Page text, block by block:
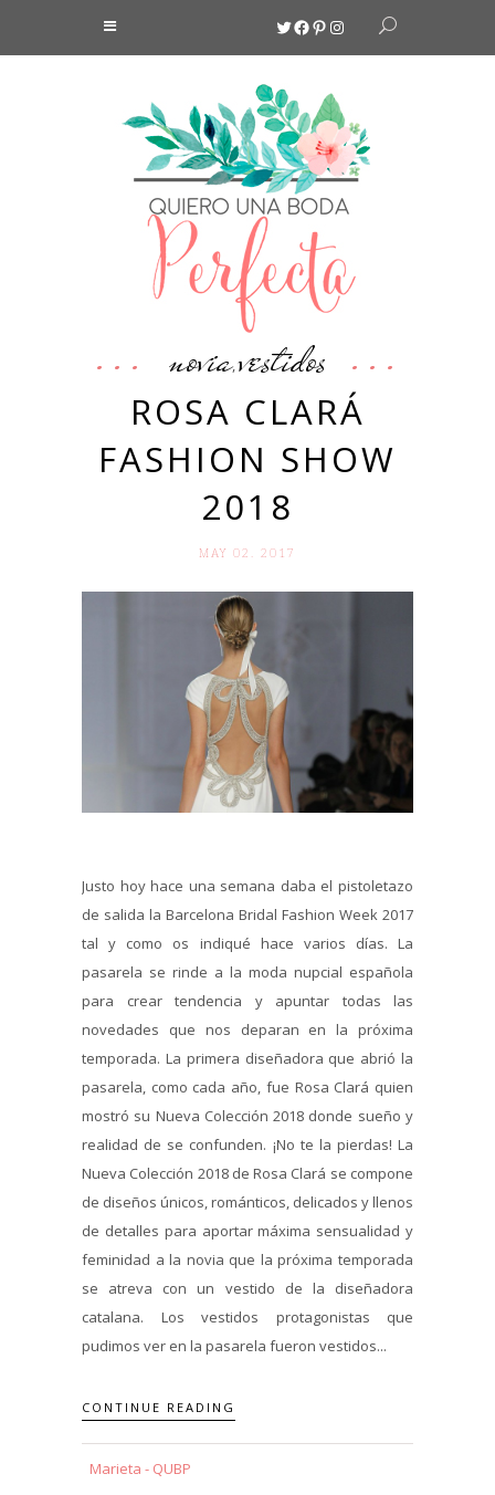
Twitter
Facebook
Pinterest
Instagram
novia,vestidos
ROSA CLARÁ
FASHION SHOW
2018
MAY 02. 2017
Justo hoy hace una semana daba el pistoletazo
de salida la Barcelona Bridal Fashion Week 2017
tal y como os indiqué hace varios días. La
pasarela se rinde a la moda nupcial española
para crear tendencia y apuntar todas las
novedades que nos deparan en la próxima
temporada. La primera diseñadora que abrió la
pasarela, como cada año, fue Rosa Clará quien
mostró su Nueva Colección 2018 donde sueño y
realidad de se confunden. ¡No te la pierdas! La
Nueva Colección 2018 de Rosa Clará se compone
de diseños únicos, románticos, delicados y llenos
de detalles para aportar máxima sensualidad y
feminidad a la novia que la próxima temporada
se atreva con un vestido de la diseñadora
catalana. Los vestidos protagonistas que
pudimos ver en la pasarela fueron vestidos...
CONTINUE READING
Marieta - QUBP